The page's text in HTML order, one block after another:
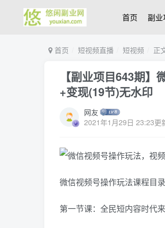
首页 副业
首页 短视频直播 短视频 正
【副业项目643期
+变现(19节)无水印
网友
2021年1月29日 23:23更
微信视频号操作玩法课程目
第一节课：全民短内容时代